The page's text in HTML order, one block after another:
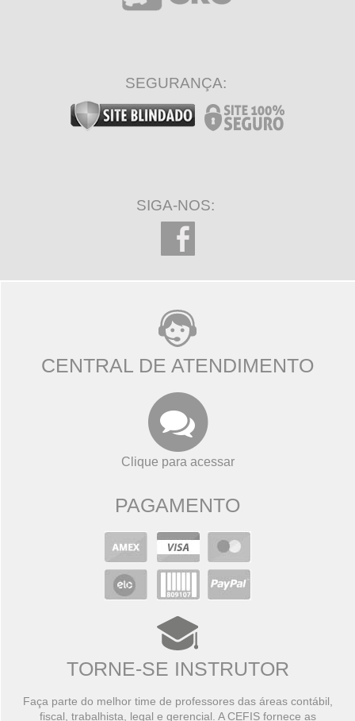
SEGURANÇA:
SIGA-NOS:
CENTRAL DE ATENDIMENTO
Clique para acessar
PAGAMENTO
TORNE-SE INSTRUTOR
Faça parte do melhor time de professores das áreas contábil,
fiscal, trabalhista, legal e gerencial. A CEFIS fornece as